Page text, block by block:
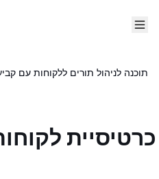
תוכנה לניהול תורים ללקוחות עם
כרטיסיית